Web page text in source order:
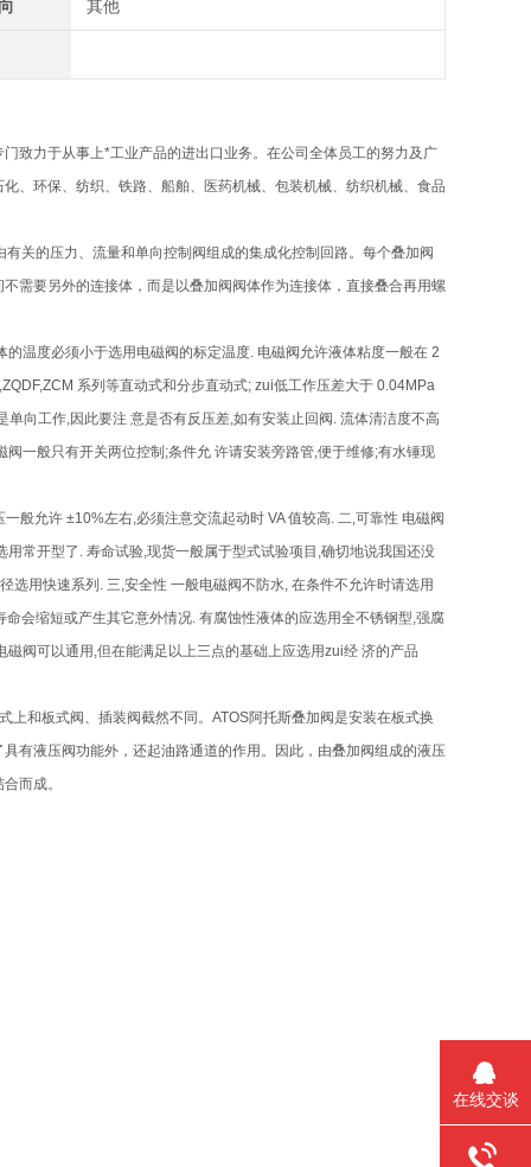
其他
致力于从事上*工业产品的进出口业务。在公司全体员工的努力及广
、环保、纺织、铁路、船舶、医药机械、包装机械、纺织机械、食品
关的压力、流量和单向控制阀组成的集成化控制回路。每个叠加阀
需要另外的连接体，而是以叠加阀阀体作为连接体，直接叠合再用螺
温度必须小于选用电磁阀的标定温度. 电磁阀允许液体粘度一般在 2
系列等直动式和分步直动式; zui低工作压差大于 0.04MPa
向工作,因此要注 意是否有反压差,如有安装止回阀. 流体清洁度不高
一般只有开关两位控制;条件允 许请安装旁路管,便于维修;有水锤现
般允许 ±10%左右,必须注意交流起动时 VA 值较高. 二,可靠性 电磁阀
常开型了. 寿命试验,现货一般属于型式试验项目,确切地说我国还没
用快速系列. 三,安全性 一般电磁阀不防水, 在条件不允许时请选用
会缩短或产生其它意外情况. 有腐蚀性液体的应选用全不锈钢型,强腐
阀可以通用,但在能满足以上三点的基础上应选用zui经 济的产品
和板式阀、插装阀截然不同。ATOS阿托斯叠加阀是安装在板式换
有液压阀功能外，还起油路通道的作用。因此，由叠加阀组成的液压
而成。
在线交谈